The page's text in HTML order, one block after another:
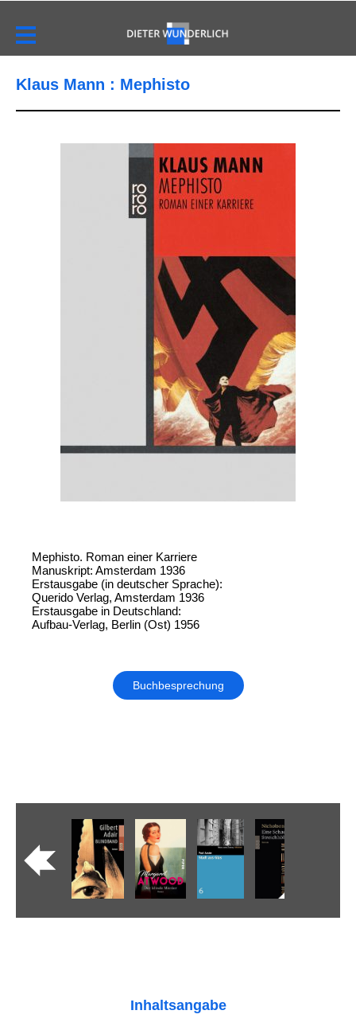
Klaus Mann : Mephisto
Mephisto. Roman einer Karriere
Manuskript: Amsterdam 1936
Erstausgabe (in deutscher Sprache):
Querido Verlag, Amsterdam 1936
Erstausgabe in Deutschland:
Aufbau-Verlag, Berlin (Ost) 1956
Buchbesprechung
Inhaltsangabe